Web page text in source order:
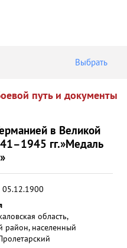
Выбрать
путь и документы
в Великой
гг.»Медаль
05.12.1900
область,
район, населенный